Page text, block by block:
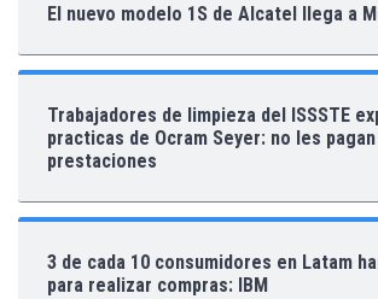
El nuevo modelo 1S de Alcatel llega a
Trabajadores de limpieza del ISSSTE
practicas de Ocram Seyer: no les
prestaciones
3 de cada 10 consumidores en Latam
para realizar compras: IBM